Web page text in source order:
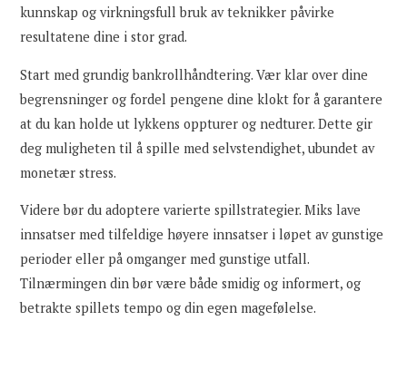
kunnskap og virkningsfull bruk av teknikker påvirke
resultatene dine i stor grad.
Start med grundig bankrollhåndtering. Vær klar over dine
begrensninger og fordel pengene dine klokt for å garantere
at du kan holde ut lykkens oppturer og nedturer. Dette gir
deg muligheten til å spille med selvstendighet, ubundet av
monetær stress.
Videre bør du adoptere varierte spillstrategier. Miks lave
innsatser med tilfeldige høyere innsatser i løpet av gunstige
perioder eller på omganger med gunstige utfall.
Tilnærmingen din bør være både smidig og informert, og
betrakte spillets tempo og din egen magefølelse.